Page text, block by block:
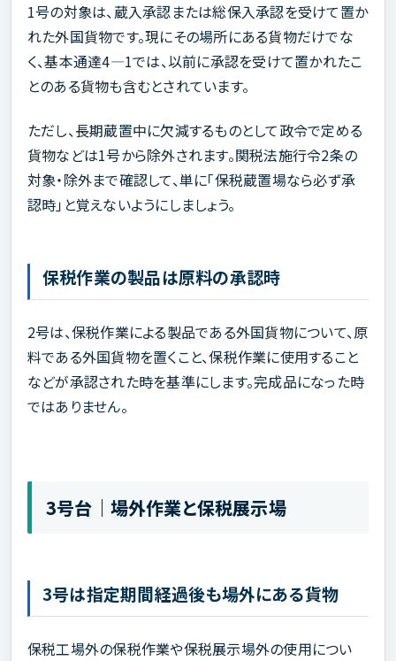
1号の対象は、蔵入承認または総保入承認を受けて置か
れた外国貨物です。現にその場所にある貨物だけでな
く、基本通達4―1では、以前に承認を受けて置かれたこ
とのある貨物も含むとされています。
ただし、長期蔵置中に欠減するものとして政令で定める
貨物などは1号から除外されます。関税法施行令2条の
対象・除外まで確認して、単に「保税蔵置場なら必ず承
認時」と覚えないようにしましょう。
保税作業の製品は原料の承認時
2号は、保税作業による製品である外国貨物について、原
料である外国貨物を置くこと、保税作業に使用すること
などが承認された時を基準にします。完成品になった時
ではありません。
3号台｜場外作業と保税展示場
3号は指定期間経過後も場外にある貨物
保税工場外の保税作業や保税展示場外の使用につい